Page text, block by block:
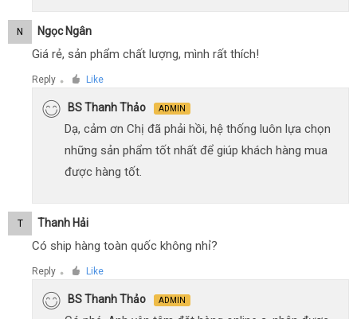
N Ngọc Ngân
Giá rẻ, sản phẩm chất lượng, mình rất thích!
Reply ● Like
BS Thanh Thảo ADMIN
Dạ, cảm ơn Chị đã phải hồi, hệ thống luôn lựa chọn
những sản phẩm tốt nhất để giúp khách hàng mua
được hàng tốt.
T Thanh Hải
Có ship hàng toàn quốc không nhỉ?
Reply ● Like
BS Thanh Thảo ADMIN